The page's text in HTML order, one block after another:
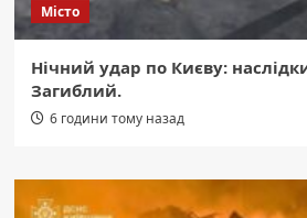
Місто
Нічний удар по Києву: наслідки
Загиблий.
6 години тому назад